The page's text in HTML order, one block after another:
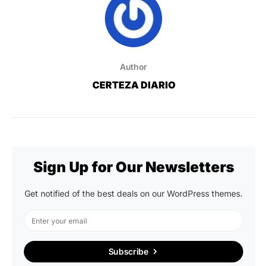
Author
CERTEZA DIARIO
Sign Up for Our Newsletters
Get notified of the best deals on our WordPress themes.
Subscribe